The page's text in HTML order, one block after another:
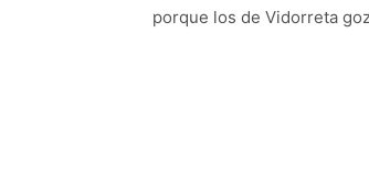
porque los de Vidorreta